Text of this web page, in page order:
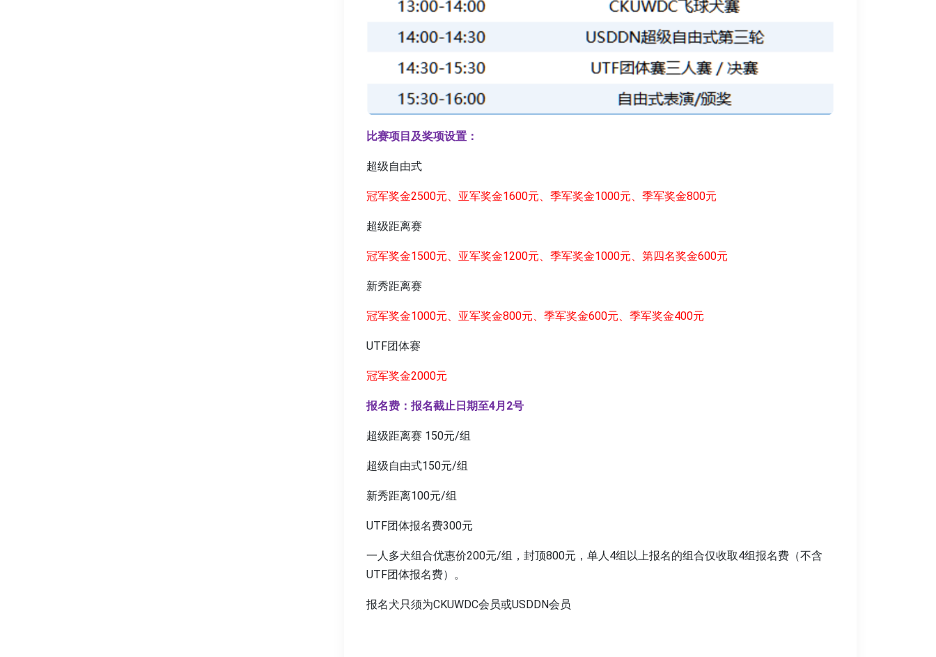
比赛项目及奖项设置：
超级自由式
冠军奖金2500元、亚军奖金1600元、季军奖金1000元、季军奖金800元
超级距离赛
冠军奖金1500元、亚军奖金1200元、季军奖金1000元、第四名奖金600元
新秀距离赛
冠军奖金1000元、亚军奖金800元、季军奖金600元、季军奖金400元
UTF团体赛
冠军奖金2000元
报名费：报名截止日期至4月2号
超级距离赛 150元/组
超级自由式150元/组
新秀距离100元/组
UTF团体报名费300元
一人多犬组合优惠价200元/组，封顶800元，单人4组以上报名的组合仅收取4组报名费（不含
UTF团体报名费）。
报名犬只须为CKUWDC会员或USDDN会员